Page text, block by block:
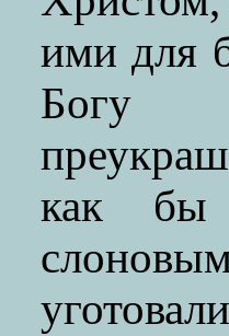
ими для
Богу
как бы